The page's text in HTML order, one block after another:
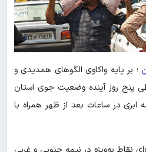
؛ بر پایه واکاوی الگوهای همدیدی و
پنج روز آینده وضعیت جوی استان
ابری در ساعات بعد از ظهر همراه با